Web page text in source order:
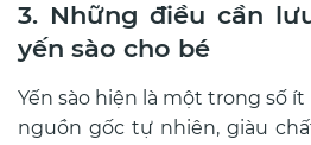
3. Những điều cần
yến sào cho bé
Yến sào hiện là một trong số
nguồn gốc tự nhiên, giàu